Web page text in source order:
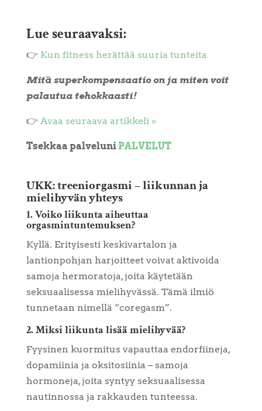
Lue seuraavaksi:
👉 Kun fitness herättää suuria tunteita
Mitä superkompensaatio on ja miten voit
palautua tehokkaasti!
👉 Avaa seuraava artikkeli »
Tsekkaa palveluni PALVELUT
UKK: treeniorgasmi – liikunnan ja
mielihyvän yhteys
1. Voiko liikunta aiheuttaa
orgasmintuntemuksen?
Kyllä. Erityisesti keskivartalon ja
lantionpohjan harjoitteet voivat aktivoida
samoja hermoratoja, joita käytetään
seksuaalisessa mielihyvässä. Tämä ilmiö
tunnetaan nimellä “coregasm”.
2. Miksi liikunta lisää mielihyvää?
Fyysinen kuormitus vapauttaa endorfiineja,
dopamiinia ja oksitosiinia – samoja
hormoneja, joita syntyy seksuaalisessa
nautinnossa ja rakkauden tunteessa.